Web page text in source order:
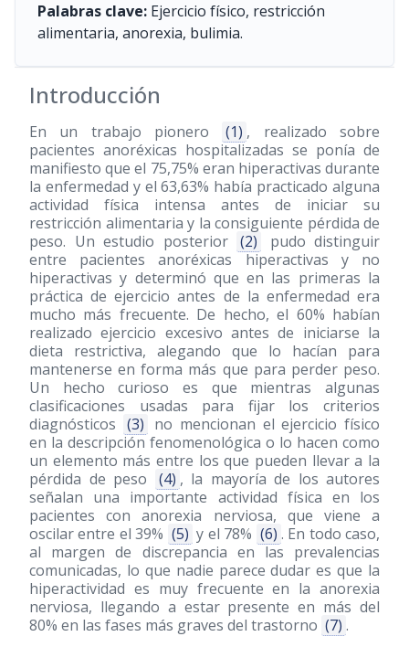
Palabras clave: Ejercicio físico, restricción
alimentaria, anorexia, bulimia.
Introducción
En un trabajo pionero (1) , realizado sobre
pacientes anoréxicas hospitalizadas se ponía de
manifiesto que el 75,75% eran hiperactivas durante
la enfermedad y el 63,63% había practicado alguna
actividad física intensa antes de iniciar su
restricción alimentaria y la consiguiente pérdida de
peso. Un estudio posterior (2)
pudo distinguir
entre pacientes anoréxicas hiperactivas y no
hiperactivas y determinó que en las primeras la
práctica de ejercicio antes de la enfermedad era
mucho más frecuente. De hecho, el 60% habían
realizado ejercicio excesivo antes de iniciarse la
dieta restrictiva, alegando que lo hacían para
mantenerse en forma más que para perder peso.
Un hecho curioso es que mientras algunas
clasificaciones usadas para fijar los criterios
diagnósticos (3) no mencionan el ejercicio físico
en la descripción fenomenológica o lo hacen como
un elemento más entre los que pueden llevar a la
pérdida de peso
(4) , la mayoría de los autores
señalan una importante actividad física en los
pacientes con anorexia nerviosa, que viene a
oscilar entre el 39% (5) y el 78% (6) . En todo caso,
al margen de discrepancia en las prevalencias
comunicadas, lo que nadie parece dudar es que la
hiperactividad es muy frecuente en la anorexia
nerviosa, llegando a estar presente en más del
80% en las fases más graves del trastorno (7) .